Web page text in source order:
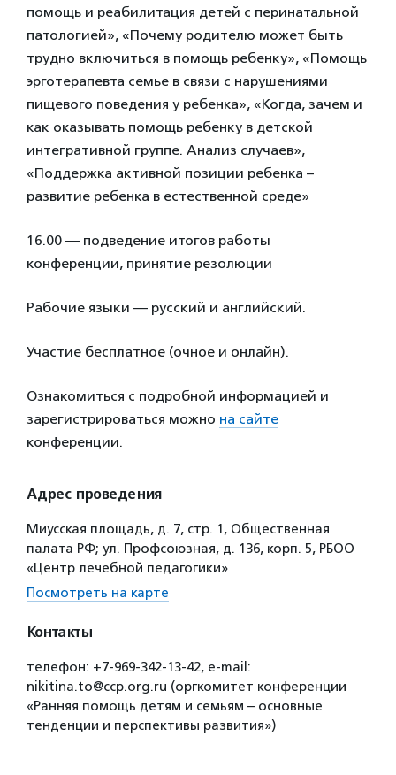
помощь и реабилитация детей с перинатальной
патологией», «Почему родителю может быть
трудно включиться в помощь ребенку», «Помощь
эрготерапевта семье в связи с нарушениями
пищевого поведения у ребенка», «Когда, зачем и
как оказывать помощь ребенку в детской
интегративной группе. Анализ случаев»,
«Поддержка активной позиции ребенка –
развитие ребенка в естественной среде»
16.00 — подведение итогов работы
конференции, принятие резолюции
Рабочие языки — русский и английский.
Участие бесплатное (очное и онлайн).
Ознакомиться с подробной информацией и
зарегистрироваться можно на сайте
конференции.
Адрес проведения
Миусская площадь, д. 7, стр. 1, Общественная
палата РФ; ул. Профсоюзная, д. 136, корп. 5, РБОО
«Центр лечебной педагогики»
Посмотреть на карте
Контакты
телефон: +7-969-342-13-42, e-mail:
nikitina.to@ccp.org.ru (оргкомитет конференции
«Ранняя помощь детям и семьям – основные
тенденции и перспективы развития»)